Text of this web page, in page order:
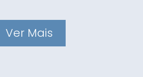
Ver Mais